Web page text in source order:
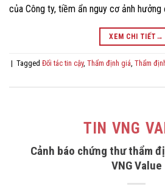
của Công ty, tiềm ẩn nguy cơ ảnh
XEM CHI TIẾT →
| Tagged Đối tác tin cậy, Thẩm định giá Thẩm
TIN VNG
Cảnh báo chứng thư thẩm
VNG Value